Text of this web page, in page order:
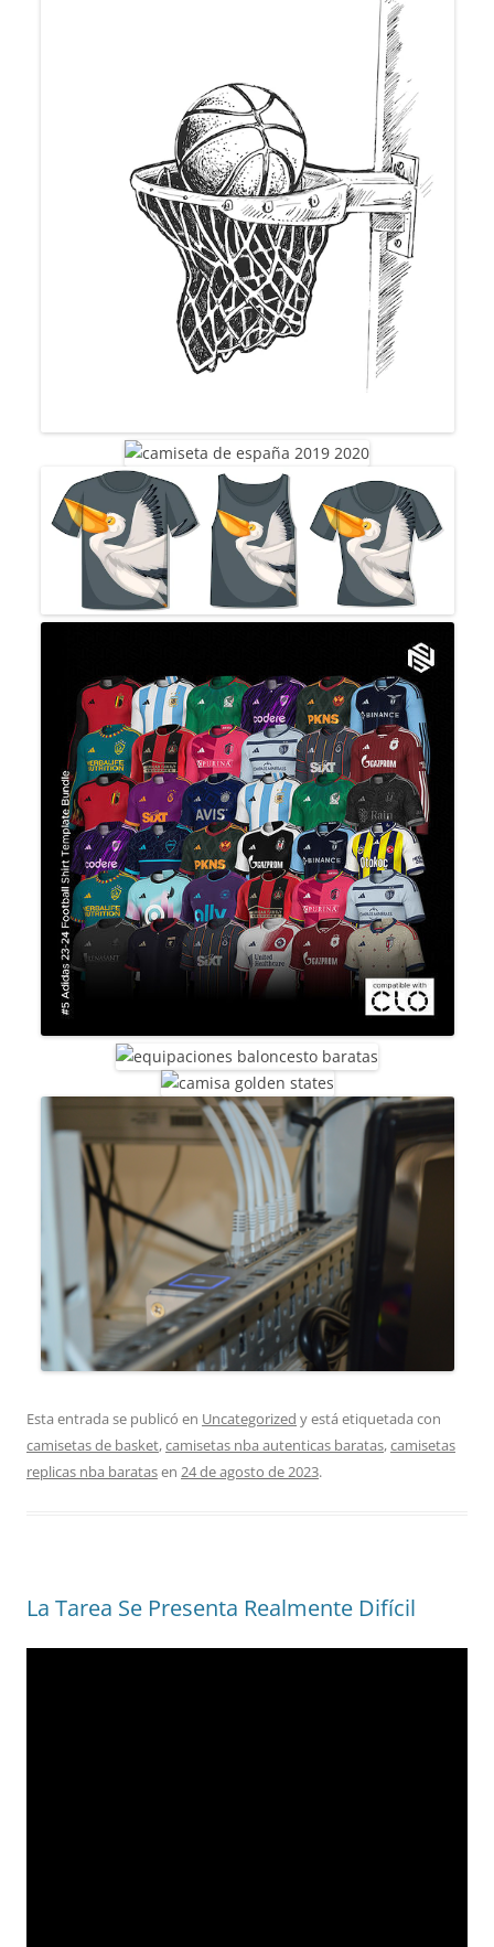
Esta entrada se publicó en Uncategorized y está etiquetada con
camisetas de basket,camisetas nba autenticas baratas,camisetas
replicas nba baratasen 24 de agosto de 2023.
La Tarea Se Presenta Realmente Difícil